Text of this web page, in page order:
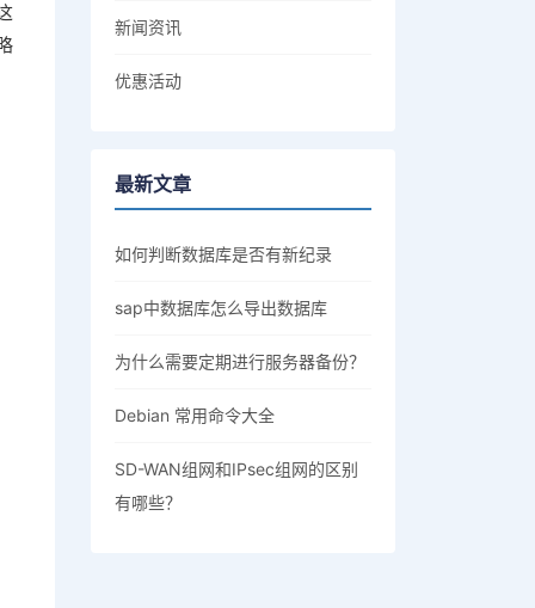
新闻资讯
优惠活动
最新文章
如何判断数据库是否有新纪录
sap中数据库怎么导出数据库
为什么需要定期进行服务器备份？
Debian 常用命令大全
SD-WAN组网和IPsec组网的区别
有哪些？